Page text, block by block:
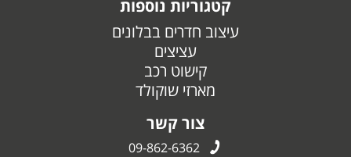
קטגוריות נוספות
עיצוב חדרים בבלונים
עציצים
קישוט רכב
מארזי שוקולד
צור קשר
09-862-6362